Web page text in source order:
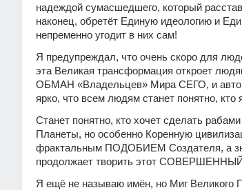
надеждой сумасшедшего, который
наконец, обретёт Единую идеологию и
непременно угодит в них сам!
Я предупреждал, что очень скоро для
эта Великая трансформация откроет
ОБМАН «Владельцев» Мира СЕГО, и
ярко, что всем людям станет понятно,
Станет понятно, кто хочет сделать
Планеты, но особенно Коренную
фрактальным ПОДОБИЕМ Создателя, а
продолжает творить этот
Я ещё не называю имён, но Миг